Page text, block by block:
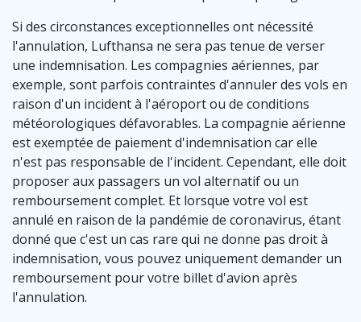
Si des circonstances exceptionnelles ont nécessité
l'annulation, Lufthansa ne sera pas tenue de verser
une indemnisation. Les compagnies aériennes, par
exemple, sont parfois contraintes d'annuler des vols en
raison d'un incident à l'aéroport ou de conditions
météorologiques défavorables. La compagnie aérienne
est exemptée de paiement d'indemnisation car elle
n'est pas responsable de l'incident. Cependant, elle doit
proposer aux passagers un vol alternatif ou un
remboursement complet. Et lorsque votre vol est
annulé en raison de la pandémie de coronavirus, étant
donné que c'est un cas rare qui ne donne pas droit à
indemnisation, vous pouvez uniquement demander un
remboursement pour votre billet d'avion après
l'annulation.